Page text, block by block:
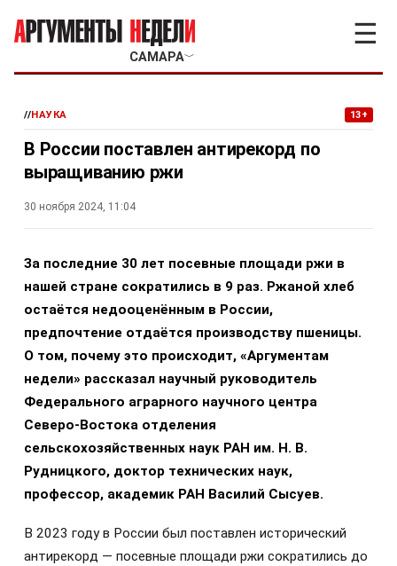
САМАРА﹀
☰
//НАУКА 13+
В России поставлен антирекорд по
выращиванию ржи
30 ноября 2024, 11:04
За последние 30 лет посевные площади ржи в
нашей стране сократились в 9 раз. Ржаной хлеб
остаётся недооценённым в России,
предпочтение отдаётся производству пшеницы.
О том, почему это происходит, «Аргументам
недели» рассказал научный руководитель
Федерального аграрного научного центра
Северо-Востока отделения
сельскохозяйственных наук РАН им. Н. В.
Рудницкого, доктор технических наук,
профессор, академик РАН Василий Сысуев.
В 2023 году в России был поставлен исторический
антирекорд — посевные площади ржи сократились до